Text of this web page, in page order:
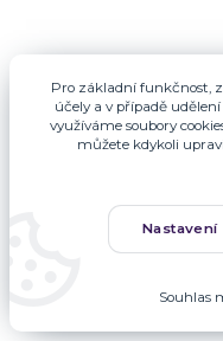
Pro základní funkčnost,
účely a v případě
využíváme soubory
můžete kdykoli
Nastavení
Souhlas